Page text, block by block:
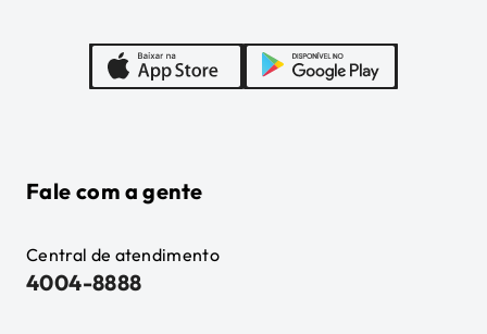
Fale com a gente
Central de atendimento
4004-8888